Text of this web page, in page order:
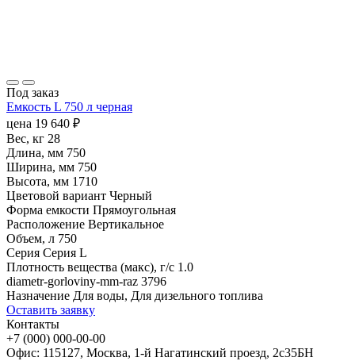
Под заказ
Емкость L 750 л черная
цена 19 640 ₽
Вес, кг 28
Длина, мм 750
Ширина, мм 750
Высота, мм 1710
Цветовой вариант Черный
Форма емкости Прямоугольная
Расположение Вертикальное
Объем, л 750
Серия Серия L
Плотность вещества (макс), г/с 1.0
diametr-gorloviny-mm-raz 3796
Назначение Для воды, Для дизельного топлива
Оставить заявку
Контакты
+7 (000) 000-00-00
Офис: 115127, Москва, 1-й Нагатинский проезд, 2с35БН